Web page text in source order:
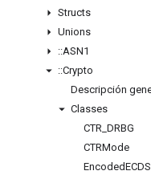
Structs
Unions
::ASN1
::Crypto
Descripción
Classes
CTR DRBG
CTRMode
Encoded